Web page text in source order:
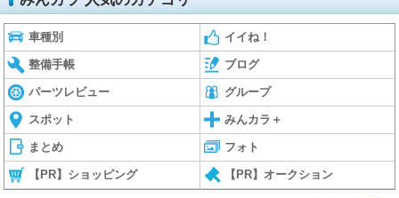
車種別 イイね！
整備手帳 ブログ
パーツレビュー グループ
スポット みんカラ＋
まとめ フォト
【PR】ショッピング 【PR】オークション